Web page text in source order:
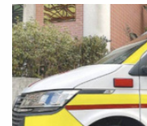
鐘」、「1241還在鶯
都麻了」，返家時間大
道遲遲未開放，只能
上加霜。台鐵表示，
已完成轉轍器修復，
車及平交道也陸續恢
分返回休息。在救護
調派人員接替列車長職
此延誤13分鐘，連帶
楊舜安表示，這是花
蜈蚣可能從車站周邊
發生後，已立即要求